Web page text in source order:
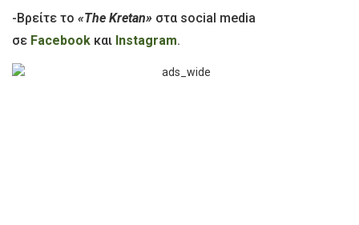
-Βρείτε το «The Kretan» στα social media
σε Facebook και Instagram.